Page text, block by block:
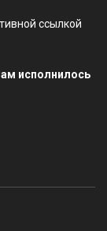
ссылкой
исполнилось